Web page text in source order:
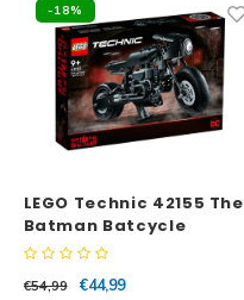
-18%
LEGO Technic 42155 The
Batman Batcycle
€54,99
€44,99